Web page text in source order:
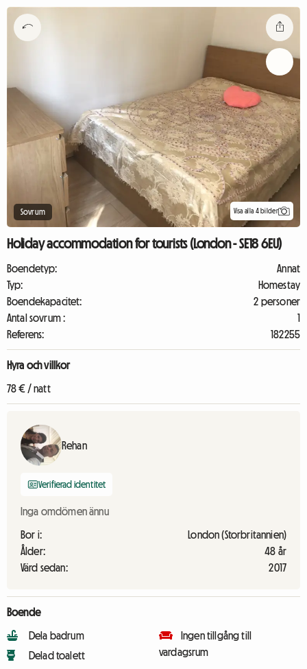
Sovrum Visa alla 4 bilder
Holiday accommodation for tourists (London - SE18 6EU)
Boendetyp:
Annat
Typ:
Homestay
Boendekapacitet:
2 personer
Antal sovrum :
1
Referens:
182255
Hyra och villkor
78 € / natt
Rehan
Verifierad identitet
Inga omdömen ännu
Bor i:
London (Storbritannien)
Ålder:
48 år
Värd sedan:
2017
Boende
Dela badrum
Delad toalett
Ingen tillgång till
vardagsrum